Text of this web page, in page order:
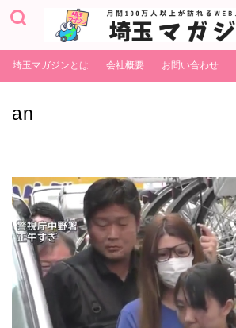
埼玉マガジンとは 会社概要 お問い合わせ
an